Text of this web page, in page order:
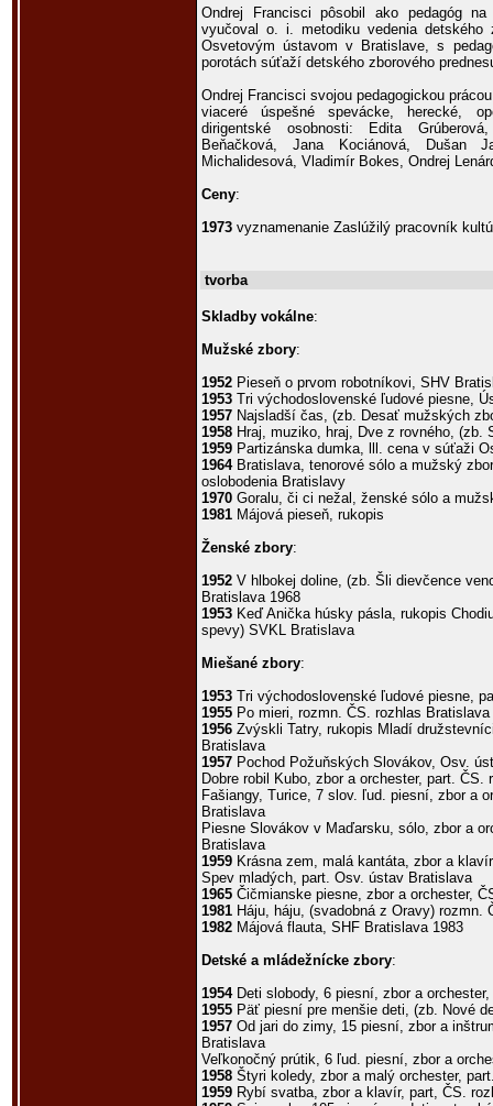
Ondrej Francisci pôsobil ako pedagóg
vyučoval o. i. metodiku vedenia detského
Osvetovým ústavom v Bratislave, s
porotách súťaží detského zborového
Ondrej Francisci svojou pedagogickou
viaceré úspešné spevácke, herecké,
dirigentské osobnosti: Edita
Beňačková, Jana Kociánová, Dušan
Michalidesová, Vladimír Bokes, Ondrej
Ceny:
1973 vyznamenanie Zaslúžilý pracovník
tvorba
Skladby vokálne:
Mužské zbory:
1952 Pieseň o prvom robotníkovi, SHV
1953 Tri východoslovenské ľudové piesne,
1957 Najsladší čas, (zb. Desať mužských
1958 Hraj, muziko, hraj, Dve z rovného,
1959 Partizánska dumka, lll. cena v súťaži
1964Bratislava, tenorové sólo a mužský
oslobodenia Bratislavy
1970 Goralu, či ci nežal, ženské sólo a
1981 Májová pieseň, rukopis
Ženské zbory:
1952 V hlbokej doline, (zb. Šli dievčence
Bratislava 1968
1953 Keď Anička húsky pásla, rukopis
spevy) SVKL Bratislava
Miešané zbory:
1953 Tri východoslovenské ľudové piesne,
1955 Po mieri, rozmn. ČS. rozhlas Bratislava
1956 Zvýskli Tatry, rukopis Mladí
Bratislava
1957 Pochod Požuňských Slovákov, Osv.
Dobre robil Kubo, zbor a orchester, part. ČS.
Fašiangy, Turice, 7 slov. ľud. piesní, zbor a
Bratislava
Piesne Slovákov v Maďarsku, sólo, zbor a
Bratislava
1959 Krásna zem, malá kantáta, zbor a
Spev mladých, part. Osv. ústav Bratislava
1965 Čičmianske piesne, zbor a orchester,
1981 Háju, háju, (svadobná z Oravy) rozmn.
1982 Májová flauta, SHF Bratislava 1983
Detské a mládežnícke zbory:
1954Deti slobody, 6 piesní, zbor a
1955 Päť piesní pre menšie deti, (zb. Nové
1957 Od jari do zimy, 15 piesní, zbor a
Bratislava
Veľkonočný prútik, 6 ľud. piesní, zbor a
1958 Štyri koledy, zbor a malý orchester,
1959 Rybí svatba, zbor a klavír, part, ČS.